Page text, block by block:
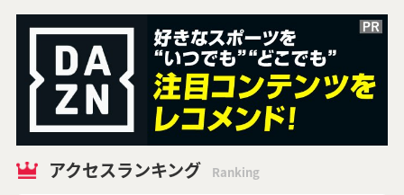
アクセスランキング Ranking